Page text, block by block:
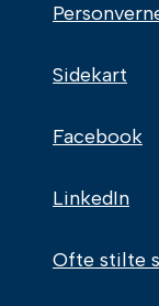
Sidekart
Facebook
LinkedIn
Ofte stilte